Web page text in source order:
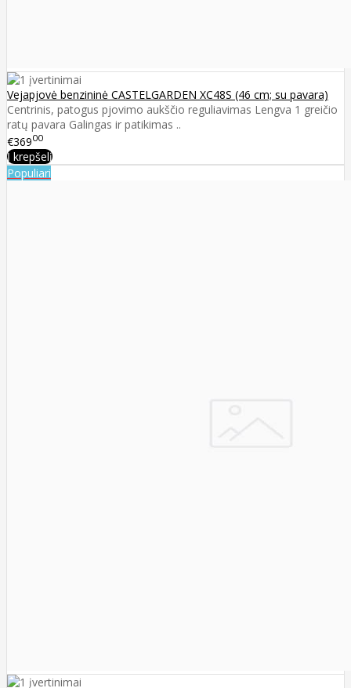
Vejapjovė benzininė CASTELGARDEN XC48S (46 cm; su pavara)
Centrinis, patogus pjovimo aukščio reguliavimas Lengva 1 greičio
ratų pavara Galingas ir patikimas ..
€36900
Į krepšelį
Populiari